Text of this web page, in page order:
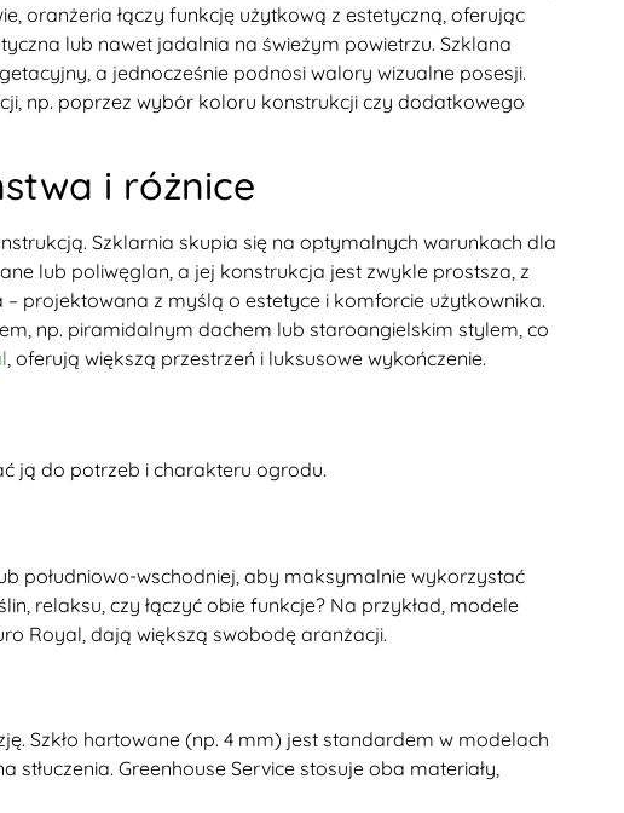
oranżeria łączy funkcję użytkową z estetyczną, oferując
lub nawet jadalnia na świeżym powietrzu. Szklana
a jednocześnie podnosi walory wizualne posesji.
np. poprzez wybór koloru konstrukcji czy dodatkowego
i różnice
Szklarnia skupia się na optymalnych warunkach dla
lub poliwęglan, a jej konstrukcja jest zwykle prostsza, z
projektowana z myślą o estetyce i komforcie użytkownika.
np. piramidalnym dachem lub staroangielskim stylem, co
, oferują większą przestrzeń i luksusowe wykończenie.
ją do potrzeb i charakteru ogrodu.
południowo-wschodniej, aby maksymalnie wykorzystać
relaksu, czy łączyć obie funkcje? Na przykład, modele
Royal, dają większą swobodę aranżacji.
Szkło hartowane (np. 4 mm) jest standardem w modelach
Greenhouse Service stosuje oba materiały,